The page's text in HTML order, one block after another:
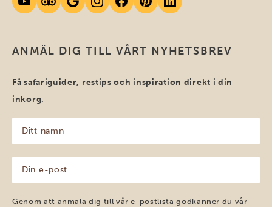
ANMÄL DIG TILL VÅRT NYHETSBREV
Få safariguider, restips och inspiration direkt i din
inkorg.
namn
(Obligatoriskt)
post
(Obligatoriskt)
Genom att anmäla dig till vår e-postlista godkänner du vår